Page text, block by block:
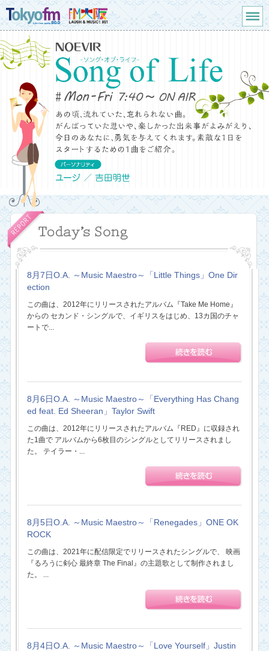
8月7日O.A. ～Music Maestro～「Little Things」One Dir
ection
この曲は、2012年にリリースされたアルバム『Take Me Home』
からの セカンド・シングルで、イギリスをはじめ、13カ国のチャ
ートで...
8月6日O.A. ～Music Maestro～「Everything Has Chang
ed feat. Ed Sheeran」Taylor Swift
この曲は、2012年にリリースされたアルバム『RED』に収録され
た1曲で アルバムから6枚目のシングルとしてリリースされまし
た。 テイラー・...
8月5日O.A. ～Music Maestro～「Renegades」ONE OK
ROCK
この曲は、2021年に配信限定でリリースされたシングルで、 映画
『るろうに剣心 最終章 The Final』の主題歌として制作されまし
た。 ...
8月4日O.A. ～Music Maestro～「Love Yourself」Justin